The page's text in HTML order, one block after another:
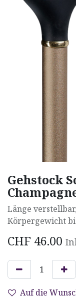
Gehstock
Länge
Körpergewicht
CHF 46.00
Auf die